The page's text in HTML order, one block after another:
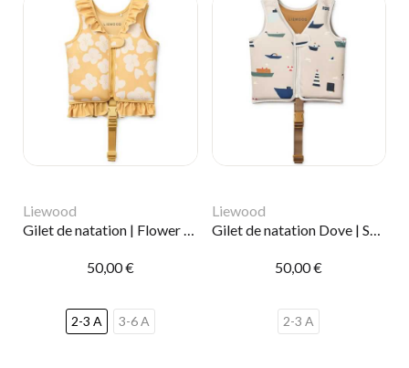
Liewood
50,00 €
2-3 A 3-6 A
Liewood
50,00 €
2-3 A